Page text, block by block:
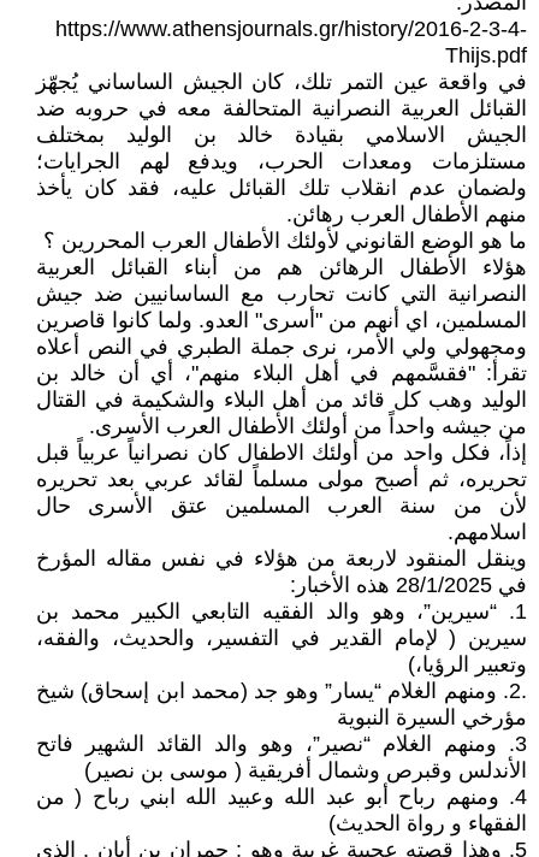
https://www.athensjournals.gr/history/2016-2-3-4-
Thijs.pdf
في واقعة عين التمر تلك، كان الجيش الساساني يُجهّز
القبائل العربية النصرانية المتحالفة معه في حروبه ضد
الجيش الاسلامي بقيادة خالد بن الوليد بمختلف
مستلزمات ومعدات الحرب، ويدفع لهم الجرايات؛
ولضمان عدم انقلاب تلك القبائل عليه، فقد كان يأخذ
منهم الأطفال العرب رهائن.
ما هو الوضع القانوني لأولئك الأطفال العرب المحررين ؟
هؤلاء الأطفال الرهائن هم من أبناء القبائل العربية
النصرانية التي كانت تحارب مع الساسانيين ضد جيش
المسلمين، اي أنهم من "أسرى" العدو. ولما كانوا قاصرين
ومجهولي ولي الأمر، نرى جملة الطبري في النص أعلاه
تقرأ: "فقسَّمهم في أهل البلاء منهم"، أي أن خالد بن
الوليد وهب كل قائد من أهل البلاء والشكيمة في القتال
من جيشه واحداً من أولئك الأطفال العرب الأسرى.
إذاً، فكل واحد من أولئك الاطفال كان نصرانياً عربياً قبل
تحريره، ثم أصبح مولى مسلماً لقائد عربي بعد تحريره
لأن من سنة العرب المسلمين عتق الأسرى حال
اسلامهم.
وينقل المنقود لاربعة من هؤلاء في نفس مقاله المؤرخ
في 28/1/2025 هذه الأخبار:
1. “سيرين”، وهو والد الفقيه التابعي الكبير محمد بن
سيرين ( لإمام القدير في التفسير، والحديث، والفقه،
وتعبير الرؤيا،)
.2. ومنهم الغلام “يسار” وهو جد (محمد ابن إسحاق) شيخ
مؤرخي السيرة النبوية
3. ومنهم الغلام “نصير”، وهو والد القائد الشهير فاتح
الأندلس وقبرص وشمال أفريقية ( موسى بن نصير)
4. ومنهم رباح أبو عبد الله وعبيد الله ابني رباح ( من
الفقهاء و رواة الحديث)
5. وهذا قصته عجيبة غريبة وهو : حمران بن أبان , الذي